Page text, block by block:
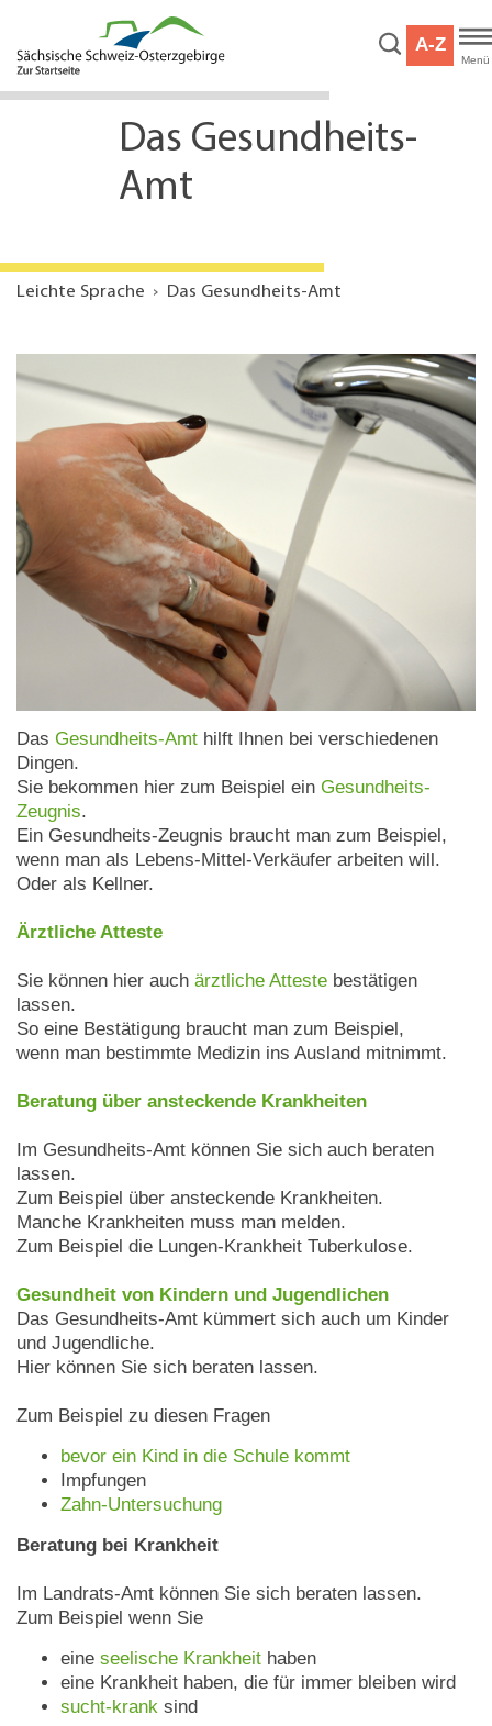
Hauptinhalt
Service
A-Z
Menü
Das Gesundheits-
Amt
Leichte Sprache Das Gesundheits-Amt
Das Gesundheits-Amt hilft Ihnen bei verschiedenen
Dingen.
Sie bekommen hier zum Beispiel ein Gesundheits-
Zeugnis.
Ein Gesundheits-Zeugnis braucht man zum Beispiel,
wenn man als Lebens-Mittel-Verkäufer arbeiten will.
Oder als Kellner.
Ärztliche Atteste
Sie können hier auch ärztliche Atteste bestätigen
lassen.
So eine Bestätigung braucht man zum Beispiel,
wenn man bestimmte Medizin ins Ausland mitnimmt.
Beratung über ansteckende Krankheiten
Im Gesundheits-Amt können Sie sich auch beraten
lassen.
Zum Beispiel über ansteckende Krankheiten.
Manche Krankheiten muss man melden.
Zum Beispiel die Lungen-Krankheit Tuberkulose.
Gesundheit von Kindern und Jugendlichen
Das Gesundheits-Amt kümmert sich auch um Kinder
und Jugendliche.
Hier können Sie sich beraten lassen.
Zum Beispiel zu diesen Fragen
bevor ein Kind in die Schule kommt
Impfungen
Zahn-Untersuchung
Beratung bei Krankheit
Im Landrats-Amt können Sie sich beraten lassen.
Zum Beispiel wenn Sie
eine seelische Krankheit haben
eine Krankheit haben, die für immer bleiben wird
sucht-krank sind